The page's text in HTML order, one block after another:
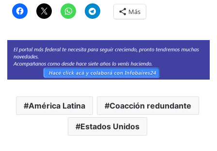
Más
América Latina Coacción redundante
Estados Unidos